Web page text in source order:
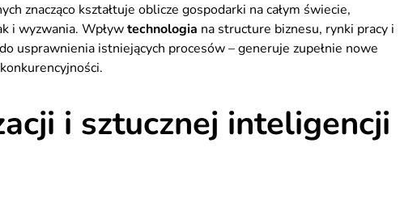
znacząco kształtuje oblicze gospodarki na całym świecie,
i wyzwania. Wpływtechnologia na structure biznesu, rynki pracy i
usprawnienia istniejących procesów – generuje zupełnie nowe
i sztucznej inteligencji